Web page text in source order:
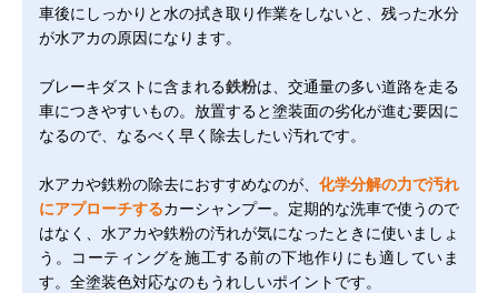
車後にしっかりと水の拭き取り作業をしないと、残った水分
が水アカの原因になります。
ブレーキダストに含まれる鉄粉は、交通量の多い道路を走る
車につきやすいもの。放置すると塗装面の劣化が進む要因に
なるので、なるべく早く除去したい汚れです。
水アカや鉄粉の除去におすすめなのが、 化学分解の力で汚れ
にアプローチするカーシャンプー。定期的な洗車で使うので
はなく、水アカや鉄粉の汚れが気になったときに使いましょ
う。コーティングを施工する前の下地作りにも適していま
す。全塗装色対応なのもうれしいポイントです。